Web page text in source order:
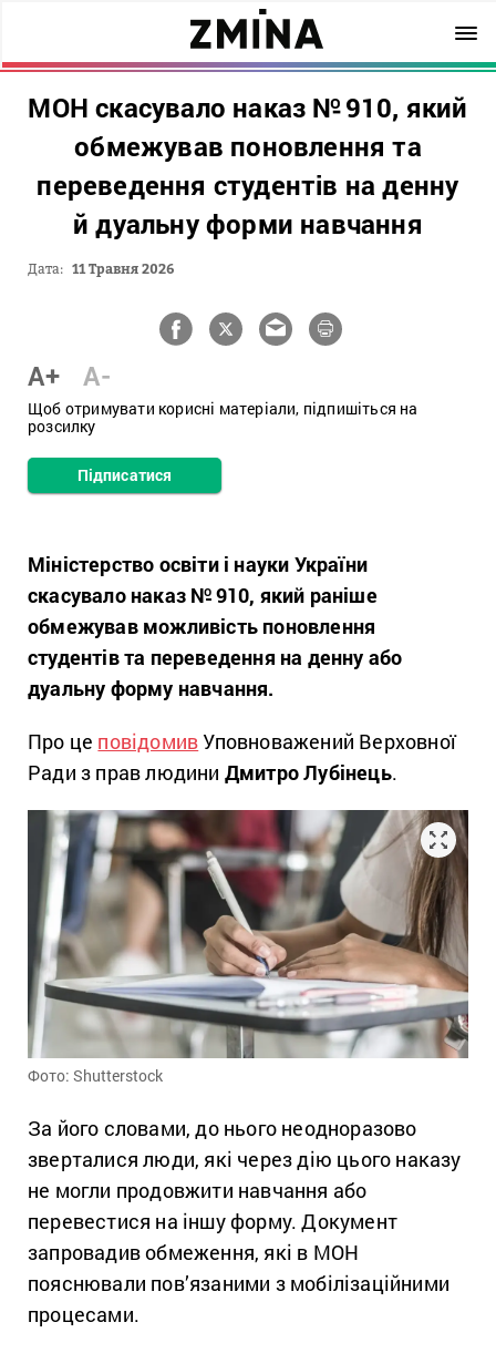
МОН скасувало наказ № 910, який
обмежував поновлення та
переведення студентів на денну
й дуальну форми навчання
Дата: 11 Травня 2026
A+ A-
Щоб отримувати корисні матеріали, підпишіться на
розсилку
Підписатися
Міністерство освіти і науки України
скасувало наказ № 910, який раніше
обмежував можливість поновлення
студентів та переведення на денну або
дуальну форму навчання.
Про це повідомив Уповноважений Верховної
Ради з прав людини Дмитро Лубінець.
Фото: Shutterstock
За його словами, до нього неодноразово
зверталися люди, які через дію цього наказу
не могли продовжити навчання або
перевестися на іншу форму. Документ
запровадив обмеження, які в МОН
пояснювали пов’язаними з мобілізаційними
процесами.